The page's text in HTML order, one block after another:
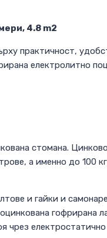
4.8 m2
практичност,
електролитно
стомана.
а именно до 100
и гайки и
гофрирана
чрез